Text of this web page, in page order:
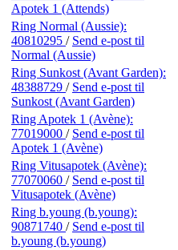
Apotek 1 (Attends)
Ring Normal (Aussie):
40810295 / Send e-post til
Normal (Aussie)
Ring Sunkost (Avant Garden):
48388729 / Send e-post til
Sunkost (Avant Garden)
Ring Apotek 1 (Avène):
77019000 / Send e-post til
Apotek 1 (Avène)
Ring Vitusapotek (Avène):
77070060 / Send e-post til
Vitusapotek (Avène)
Ring b.young (b.young):
90871740 / Send e-post til
b.young (b.young)